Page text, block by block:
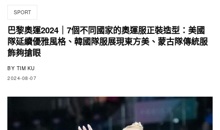
SPORT
巴黎奧運2024｜7個不同國家的奧運服正裝造型：美國
隊延續優雅風格、韓國隊服展現東方美、蒙古隊傳統服
飾夠搶眼
BY TIM KU
2024-08-07